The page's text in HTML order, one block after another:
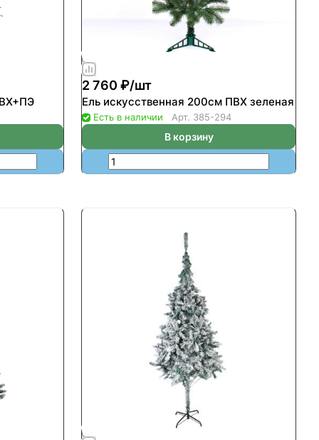
2 760 ₽/шт
Ель искусственная 200см ПВХ зеленая
Есть в наличии Арт. 385-294
В корзину